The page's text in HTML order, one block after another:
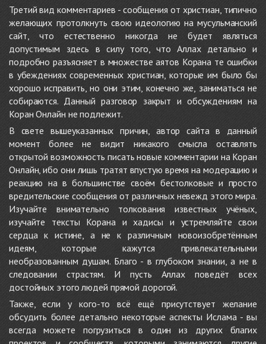
Третий вид комментариев - сообщения от христиан, типично
желающих протолкнуть свою идеологию на мусульманский
сайт, что естественно никогда не будет являться
допустимым здесь в силу того, что Аллах детально и
подробно разъясняет в множестве аятов Корана те ошибки
в убеждениях современных христиан, которые им было бы
хорошо исправить, но они этим, конечно же, заниматься не
собираются. Данный разговор закрыт и обсуждениям на
Коран Онлайн не подлежит.
В свете вышеуказанных причин, автор сайта в данный
момент более не видит никакого смысла оставлять
открытой возможность писать новые комментарии на Коран
Онлайн, ибо они лишь тратят впустую время на модерацию и
реакцию на в большинстве своём бестолковые и просто
вредительские сообщения от различных невежд этого мира.
Изучайте внимательно толкования известных учёных,
изучайте тексты Корана и хадисы и устремляйте свои
сердца к истине, а не к различным новоизобретённым
идеям, которые кажутся привлекательными
необразованным душам. Благо - в глубоком знании, а не в
следовании страстям. И пусть Аллах поведёт всех
достойных этого людей прямой дорогой.
Также, если у кого-то всё ещё присутствует желание
обсудить более детально некоторые аспекты Ислама - вы
всегда можете погрузиться в один из других благих